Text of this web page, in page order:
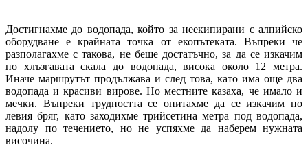
Достигнахме до водопада, който за неекипирани с алпийско
оборудване е крайната точка от екопътеката. Въпреки че
разполагахме с такова, не беше достатъчно, за да се изкачим
по хлъзгавата скала до водопада, висока около 12 метра.
Иначе маршрутът продължава и след това, като има още два
водопада и красиви вирове. Но местните казаха, че имало и
мечки. Въпреки трудността се опитахме да се изкачим по
левия бряг, като заходихме трийсетина метра под водопада,
надолу по течението, но не успяхме да наберем нужната
височина.